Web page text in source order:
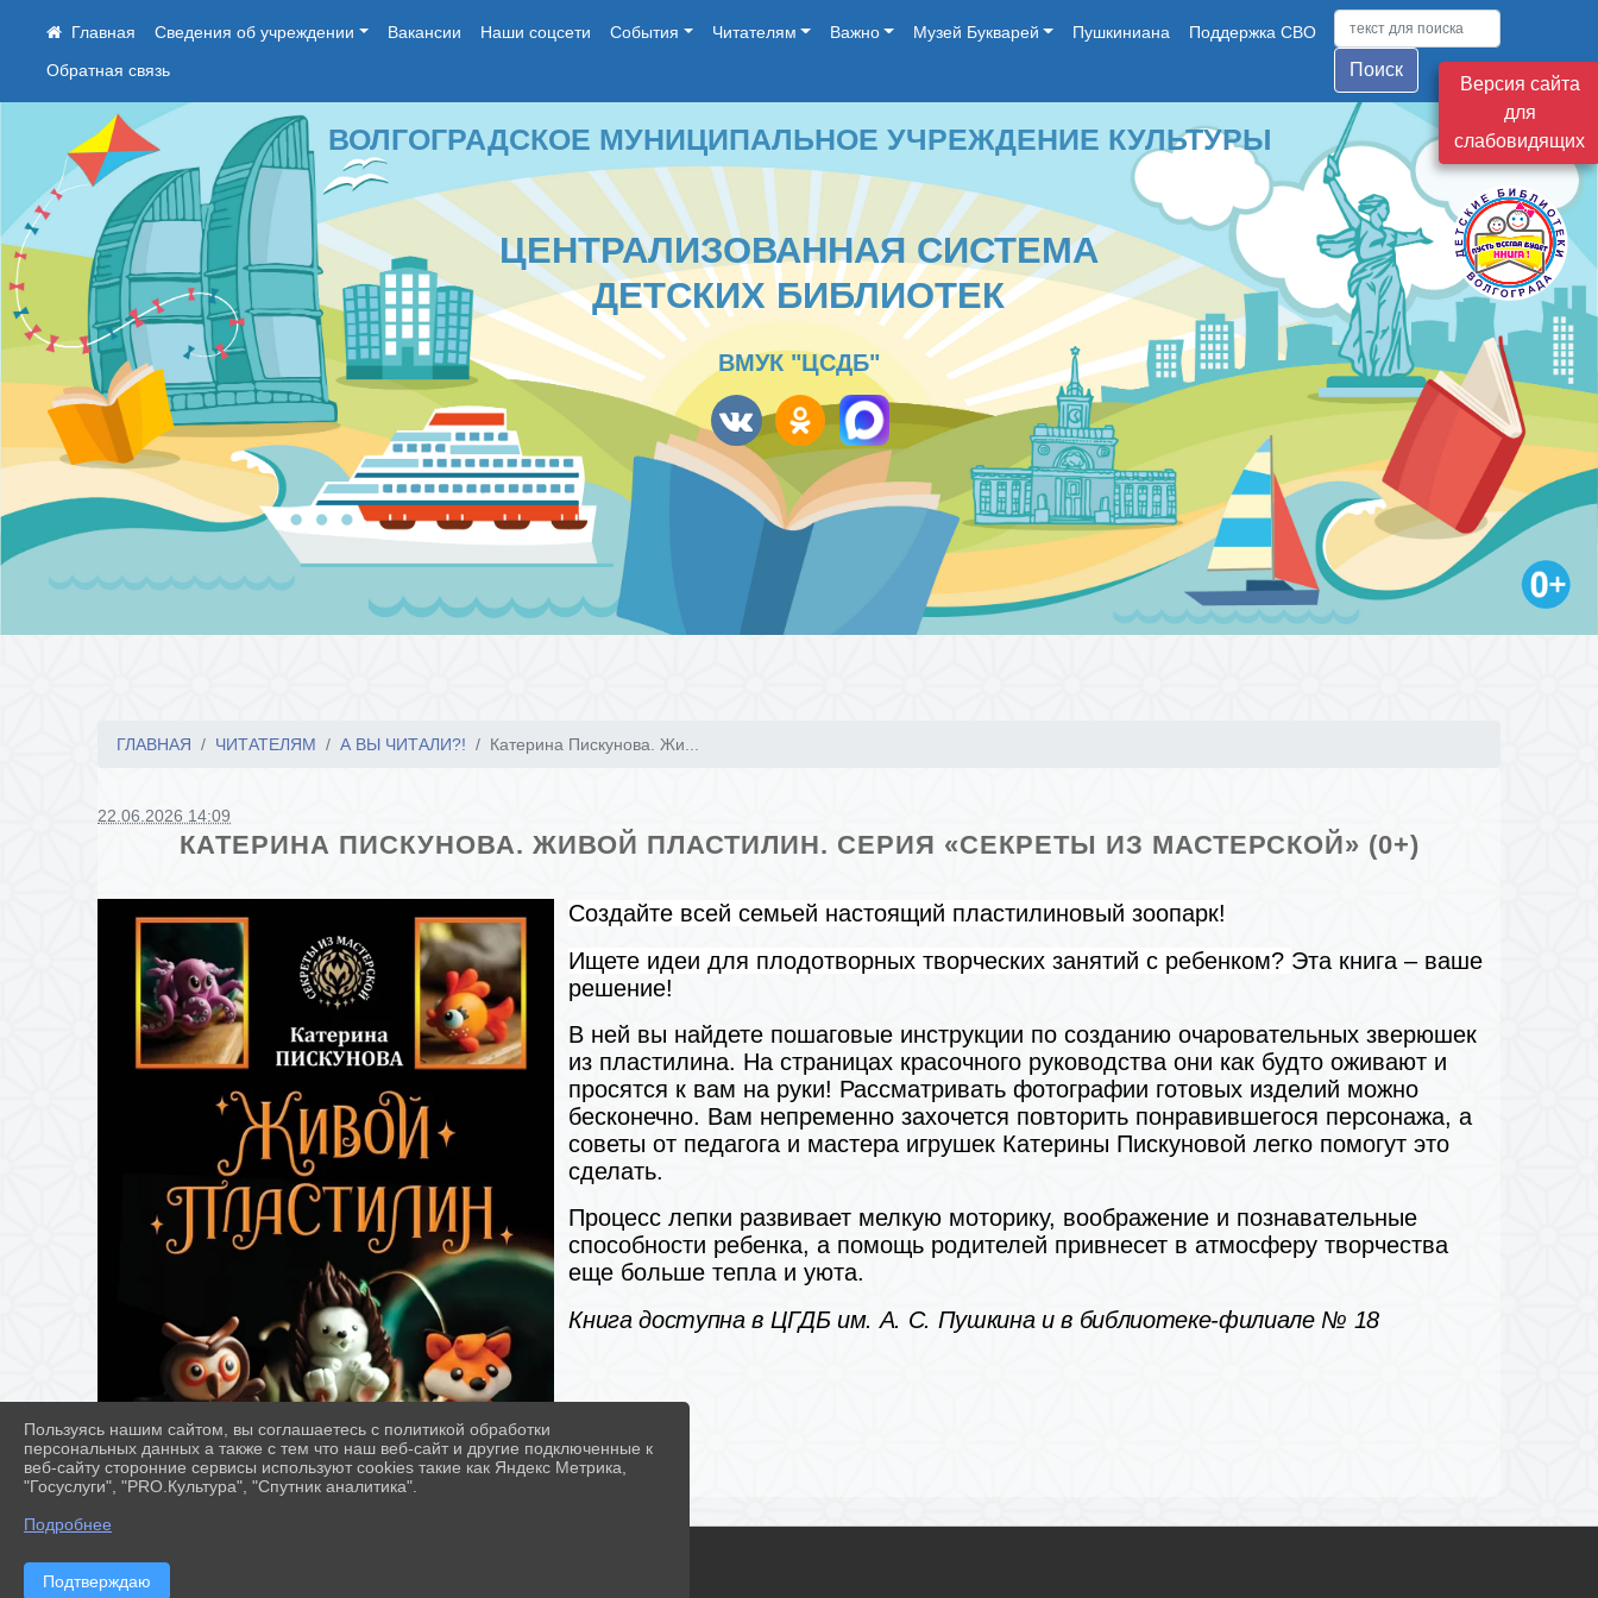
Версия сайта
для
слабовидящих
Сведения об учреждении Вакансии Наши соцсети События Читателям Важно Музей Букварей Пушкиниана
Поддержка СВО
Обратная связь
Поиск
ЦЕНТРАЛИЗОВАННАЯ СИСТЕМА
ДЕТСКИХ БИБЛИОТЕК
ВМУК "ЦСДБ"
ВОЛГОГРАДСКОЕ МУНИЦИПАЛЬНОЕ УЧРЕЖДЕНИЕ КУЛЬТУРЫ
ГЛАВНАЯ ЧИТАТЕЛЯМ А ВЫ ЧИТАЛИ?! Катерина Пискунова. Жи...
22.06.2026 14:09
КАТЕРИНА ПИСКУНОВА. ЖИВОЙ ПЛАСТИЛИН. СЕРИЯ «СЕКРЕТЫ ИЗ МАСТЕРСКОЙ» (0+)
Создайте всей семьей настоящий пластилиновый зоопарк!
Ищете идеи для плодотворных творческих занятий с ребенком? Эта книга – ваше
решение!
В ней вы найдете пошаговые инструкции по созданию очаровательных зверюшек
из пластилина. На страницах красочного руководства они как будто оживают и
просятся к вам на руки! Рассматривать фотографии готовых изделий можно
бесконечно. Вам непременно захочется повторить понравившегося персонажа, а
советы от педагога и мастера игрушек Катерины Пискуновой легко помогут это
сделать.
Процесс лепки развивает мелкую моторику, воображение и познавательные
способности ребенка, а помощь родителей привнесет в атмосферу творчества
еще больше тепла и уюта.
Книга доступна в ЦГДБ им. А. С. Пушкина и в библиотеке-филиале № 18
Пользуясь нашим сайтом, вы соглашаетесь с политикой обработки
персональных данных а также с тем что наш веб-сайт и другие подключенные к
веб-сайту сторонние сервисы используют cookies такие как Яндекс Метрика,
"Госуслуги", "PRO.Культура", "Спутник аналитика".
Подробнее
Подтверждаю